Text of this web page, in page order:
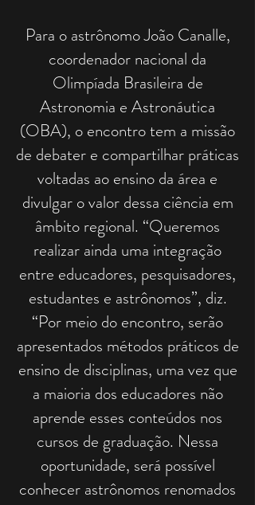
Para o astrônomo João Canalle,
coordenador nacional da
Olimpíada Brasileira de
Astronomia e Astronáutica
(OBA), o encontro tem a missão
de debater e compartilhar práticas
voltadas ao ensino da área e
divulgar o valor dessa ciência em
âmbito regional. “Queremos
realizar ainda uma integração
entre educadores, pesquisadores,
estudantes e astrônomos”, diz.
“Por meio do encontro, serão
apresentados métodos práticos de
ensino de disciplinas, uma vez que
a maioria dos educadores não
aprende esses conteúdos nos
cursos de graduação. Nessa
oportunidade, será possível
conhecer astrônomos renomados